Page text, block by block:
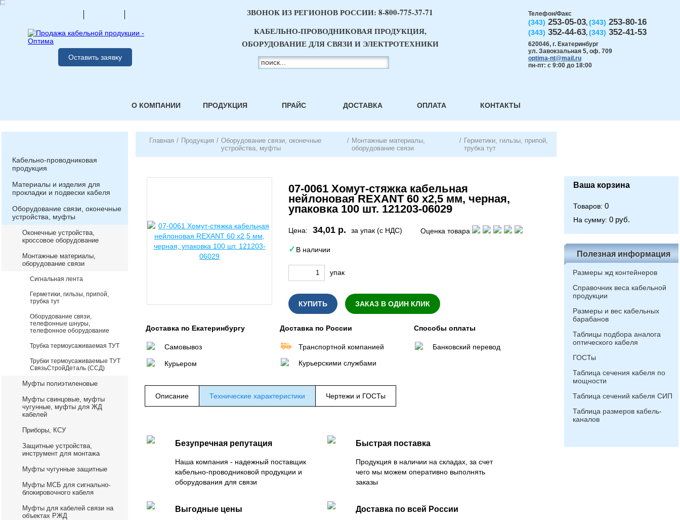
Оставить заявку
Телефон/Факс
(343) 253-05-03, (343) 253-80-16
(343) 352-44-63, (343) 352-41-53
620046, г. Екатеринбург
ул. Завокзальная 5, оф. 709
optima-nt@mail.ru
пн-пт: с 9:00 до 18:00
ЗВОНОК ИЗ РЕГИОНОВ РОССИИ: 8-800-775-37-71
КАБЕЛЬНО-ПРОВОДНИКОВАЯ ПРОДУКЦИЯ,
ОБОРУДОВАНИЕ ДЛЯ СВЯЗИ И ЭЛЕКТРОТЕХНИКИ
О КОМПАНИИ ПРОДУКЦИЯ ПРАЙС ДОСТАВКА ОПЛАТА КОНТАКТЫ
Кабельно-проводниковая
продукция
Материалы и изделия для
прокладки и подвески кабеля
Оборудование связи, оконечные
устройства, муфты
Оконечные устройства,
кроссовое оборудование
Монтажные материалы,
оборудование связи
Сигнальная лента
Герметики, гильзы, припой,
трубка тут
Оборудование связи,
телефонные шнуры,
телефонное оборудование
Трубка термоусаживаемая ТУТ
Трубки термоусаживаемые ТУТ
СвязьСтройДеталь (ССД)
Муфты полиэтиленовые
Муфты свинцовые, муфты
чугунные, муфты для ЖД
кабелей
Приборы, КСУ
Защитные устройства,
инструмент для монтажа
Муфты чугунные защитные
Муфты МСБ для сигнально-
блокировочного кабеля
Муфты для кабелей связи на
объектах РЖД
Главная / Продукция / Оборудование связи, оконечные
устройства, муфты
/ Монтажные материалы,
оборудование связи
/ Герметики, гильзы, припой,
трубка тут
07-0061 Хомут-стяжка кабельная
нейлоновая REXANT 60 x2,5 мм, черная,
упаковка 100 шт. 121203-06029
Цена: 34,01 р. за упак (с НДС) Оценка товара
В наличии
упак
КУПИТЬ ЗАКАЗ В ОДИН КЛИК
Доставка по Екатеринбургу
Самовывоз
Курьером
Доставка по России
Транспортной компанией
Курьерскими службами
Способы оплаты
Банковский перевод
Описание Технические характеристики Чертежи и ГОСТы
Безупречная репутация
Наша компания - надежный поставщик
кабельно-проводниковой продукции и
оборудования для связи
Быстрая поставка
Продукция в наличии на складах, за счет
чего мы можем оперативно выполнять
заказы
Выгодные цены Доставка по всей России
Ваша корзина
Товаров: 0
На сумму: 0 руб.
Полезная информация
Размеры жд контейнеров
Справочник веса кабельной
продукции
Размеры и вес кабельных
барабанов
Таблицы подбора аналога
оптического кабеля
ГОСТы
Таблица сечения кабеля по
мощности
Таблица сечений кабеля СИП
Таблица размеров кабель-
каналов